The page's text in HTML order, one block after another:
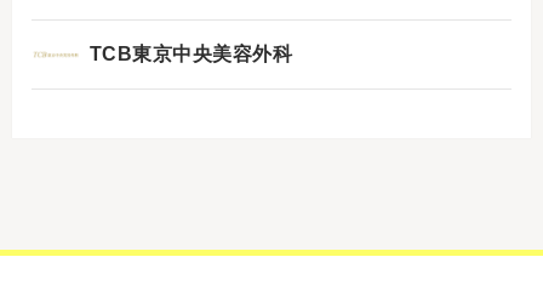
TCB東京中央美容外科